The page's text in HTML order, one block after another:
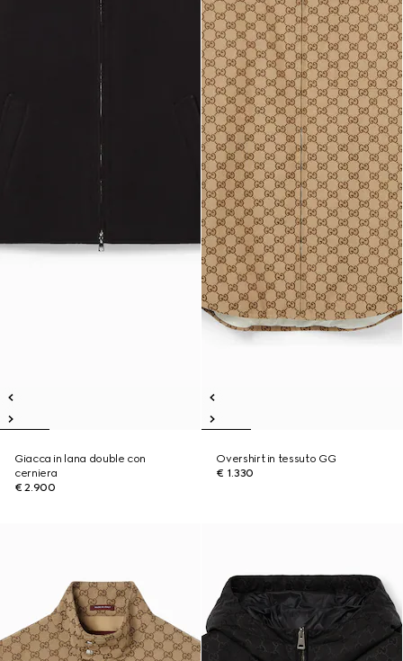
Giacca in lana double con
cerniera
€ 2.900
Overshirt in tessuto GG
€ 1.330